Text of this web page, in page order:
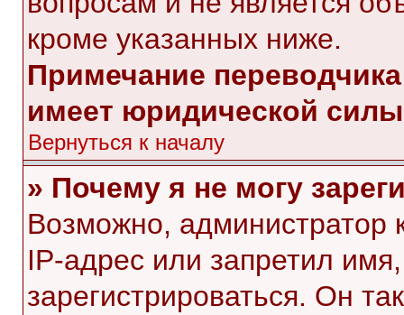
кроме указанных ниже.
Примечание
имеет юридической
Вернуться к началу
» Почему я не могу
Возможно, администратор
IP-адрес или запретил
зарегистрироваться. Он